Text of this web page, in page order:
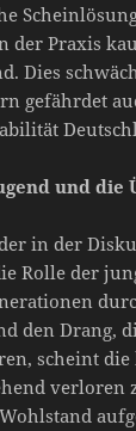
der Praxis
Dies
gefährdet
und die
in der
Rolle der
den Drang,
scheint die
verloren